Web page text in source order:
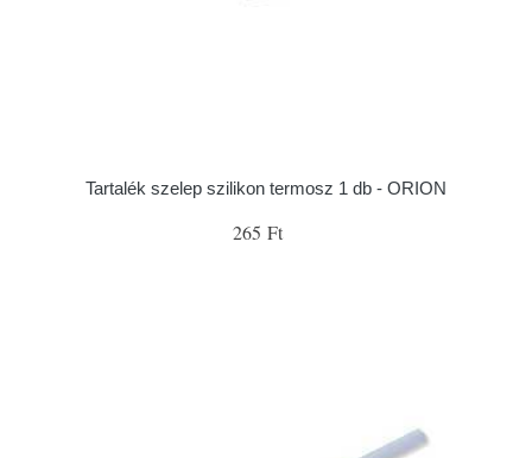
Tartalék szelep szilikon termosz 1 db - ORION
265 Ft